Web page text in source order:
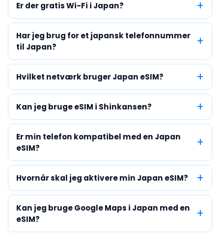
Er der gratis Wi-Fi i Japan?
Har jeg brug for et japansk telefonnummer
til Japan?
Hvilket netværk bruger Japan eSIM?
Kan jeg bruge eSIM i Shinkansen?
Er min telefon kompatibel med en Japan
eSIM?
Hvornår skal jeg aktivere min Japan eSIM?
Kan jeg bruge Google Maps i Japan med en
eSIM?